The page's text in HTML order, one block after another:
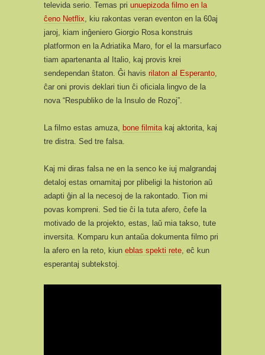
televida serio. Temas pri unuepizoda filmo en la
ĉeno Netflix, kiu rakontas veran eventon en la 60aj
jaroj, kiam inĝeniero Giorgio Rosa konstruis
platformon en la Adriatika Maro, for el la marsurfaco
tiam apartenanta al Italio, kaj provis krei
sendependan ŝtaton. Ĝi havis rilaton al Esperanto,
ĉar oni provis deklari tiun ĉi oficiala lingvo de la
nova “Respubliko de la Insulo de Rozoj”.
La filmo estas amuza, bone filmitakaj aktorita, kaj
tre distra. Sed tre falsa.
Kaj mi diras falsa ne en la senco ke iuj malgrandaj
detaloj estas ornamitaj por plibeligi la historion aŭ
adapti ĝin al la necesoj de la rakontado. Tion mi
povas kompreni. Sed tie ĉi la tuta afero, ĉefe la
motivado de la projekto, estas, laŭ mia takso, tute
inversita. Komparu kun antaŭa dokumenta filmo pri
la afero en la reto, kiun eblas spekti rete, eĉ kun
esperantaj subtekstoj.